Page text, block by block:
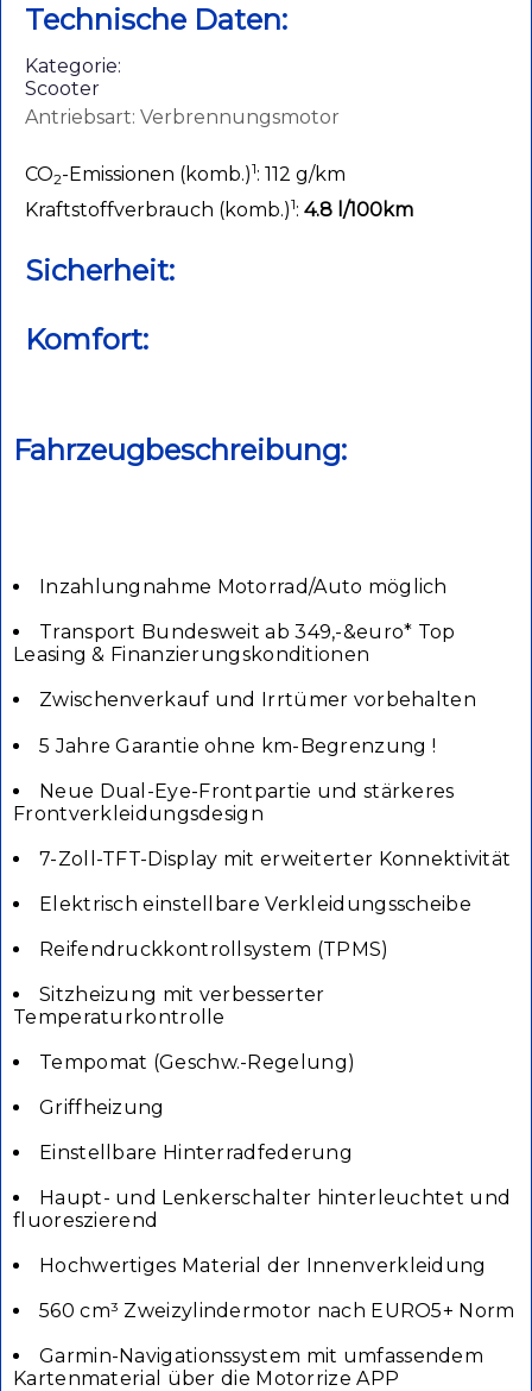
Technische Daten:
Kategorie:
Scooter
Antriebsart: Verbrennungsmotor
CO2-Emissionen (komb.)1: 112 g/km
Kraftstoffverbrauch (komb.)1: 4.8 l/100km
Sicherheit:
Komfort:
Fahrzeugbeschreibung:
Inzahlungnahme Motorrad/Auto möglich
Transport Bundesweit ab 349,-&euro* Top
Leasing & Finanzierungskonditionen
Zwischenverkauf und Irrtümer vorbehalten
5 Jahre Garantie ohne km-Begrenzung !
Neue Dual-Eye-Frontpartie und stärkeres
Frontverkleidungsdesign
7-Zoll-TFT-Display mit erweiterter Konnektivität
Elektrisch einstellbare Verkleidungsscheibe
Reifendruckkontrollsystem (TPMS)
Sitzheizung mit verbesserter
Temperaturkontrolle
Tempomat (Geschw.-Regelung)
Griffheizung
Einstellbare Hinterradfederung
Haupt- und Lenkerschalter hinterleuchtet und
fluoreszierend
Hochwertiges Material der Innenverkleidung
560 cm³ Zweizylindermotor nach EURO5+ Norm
Garmin-Navigationssystem mit umfassendem
Kartenmaterial über die Motorrize APP